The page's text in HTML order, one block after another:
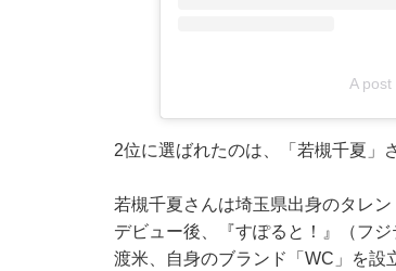
A
2位に選ばれたのは、「若槻千夏」
若槻千夏さんは埼玉県出身のタレ
デビュー後、『すぽると！』（フ
渡米、自身のブランド「WC」を設